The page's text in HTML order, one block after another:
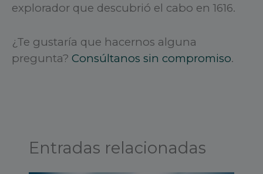
explorador que descubrió el cabo en 1616.
¿Te gustaría que hacernos alguna
pregunta? Consúltanos sin compromiso.
Entradas relacionadas